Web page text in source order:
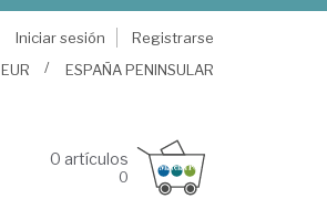
Iniciar sesión
Registrarse
EUR ESPAÑA PENINSULAR
0 artículos
0